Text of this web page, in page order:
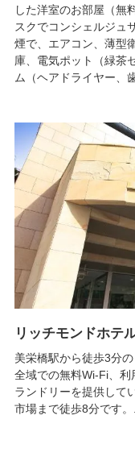
した洋室のお部屋（無
スクでコンシェルジュ
煙で、エアコン、薄型
庫、電気ポット（緑茶
ム（ヘアドライヤー、
リッチモンドホテ
美栄橋駅から徒歩3分
全域での無料Wi-Fi、
ランドリーを提供して
市場まで徒歩8分です。